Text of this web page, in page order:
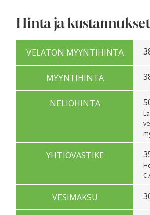
Hinta ja kustannukset
VELATON MYYNTIHINTA
MYYNTIHINTA
NELIÖHINTA
YHTIÖVASTIKE
€
VESIMAKSU